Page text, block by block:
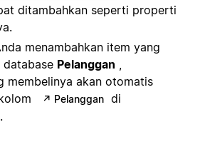
ditambahkan seperti properti
menambahkan item yang
Pelanggan
membelinya akan otomatis
↗ Pelanggan di
.